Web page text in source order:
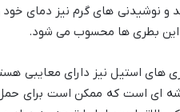
و نوشیدنی های گرم نیز دمای
این بطری ها محسوب می شود.
های استیل نیز دارای معایبی
ای است که ممکن است برای